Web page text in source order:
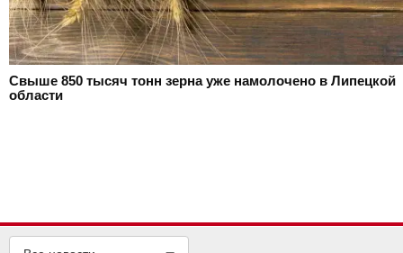
Свыше 850 тысяч тонн зерна уже намолочено в Липецкой
области